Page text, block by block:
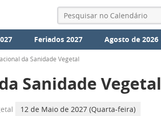
Feriados 2027 Agosto de 2026
da Sanidade Vegetal
Sanidade Vegetal
12 de Maio de 2027 (Quarta-feira)